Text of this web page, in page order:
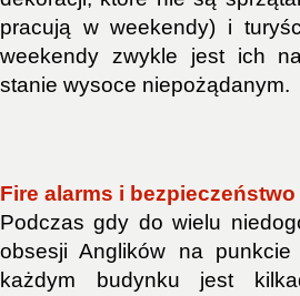
pracują w weekendy) i
weekendy zwykle jest ich
stanie wysoce niepożądanym.
Fire alarms i bezpieczeństwo
Podczas gdy do wielu
obsesji Anglików na
każdym budynku jest